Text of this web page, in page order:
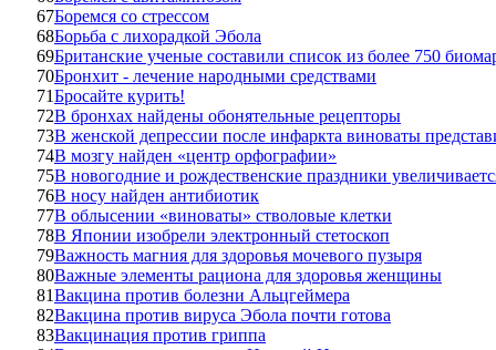
67Боремся со стрессом
68Борьба с лихорадкой Эбола
69Британские ученые составили список из более 750
70Бронхит - лечение народными средствами
71Бросайте курить!
72В бронхах найдены обонятельные рецепторы
73В женской депрессии после инфаркта виноваты
74В мозгу найден «центр орфографии»
75В новогодние и рождественские праздники
76В носу найден антибиотик
77В облысении «виноваты» стволовые клетки
78В Японии изобрели электронный стетоскоп
79Важность магния для здоровья мочевого пузыря
80Важные элементы рациона для здоровья женщины
81Вакцина против болезни Альцгеймера
82Вакцина против вируса Эбола почти готова
83Вакцинация против гриппа